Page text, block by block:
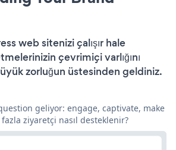
web sitenizi çalışır hale
çevrimiçi varlığını
zorluğun üstesinden geldiniz.
geliyor: engage, captivate, make
fazla ziyaretçi nasıl desteklenir?